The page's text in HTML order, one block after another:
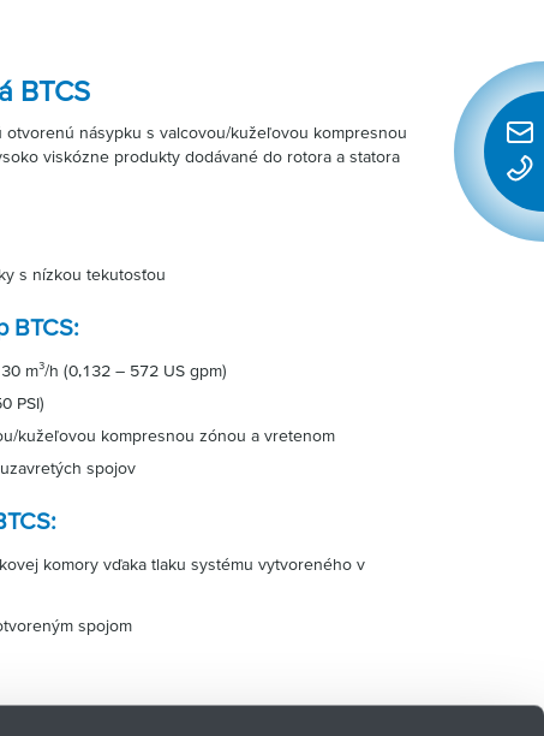
BTCS
otvorenú násypku s valcovou/kužeľovou kompresnou
viskózne produkty dodávané do rotora a statora
s nízkou tekutosťou
BTCS:
m³/h (0,132 – 572 US gpm)
PSI)
kužeľovou kompresnou zónou a vretenom
spojov
komory vďaka tlaku systému vytvoreného v
spojom